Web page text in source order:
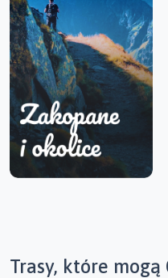
Trasy, które